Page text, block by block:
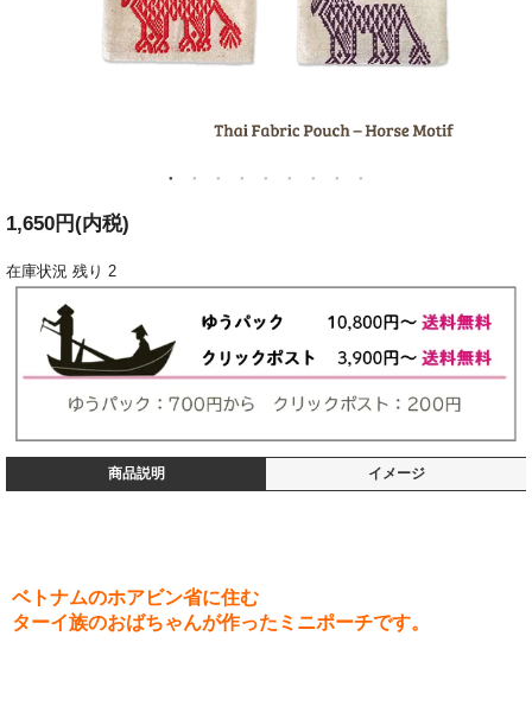
1,650円(内税)
在庫状況 残り 2
商品説明 イメージ
ベトナムのホアビン省に住む
ターイ族のおばちゃんが作ったミニポーチです。